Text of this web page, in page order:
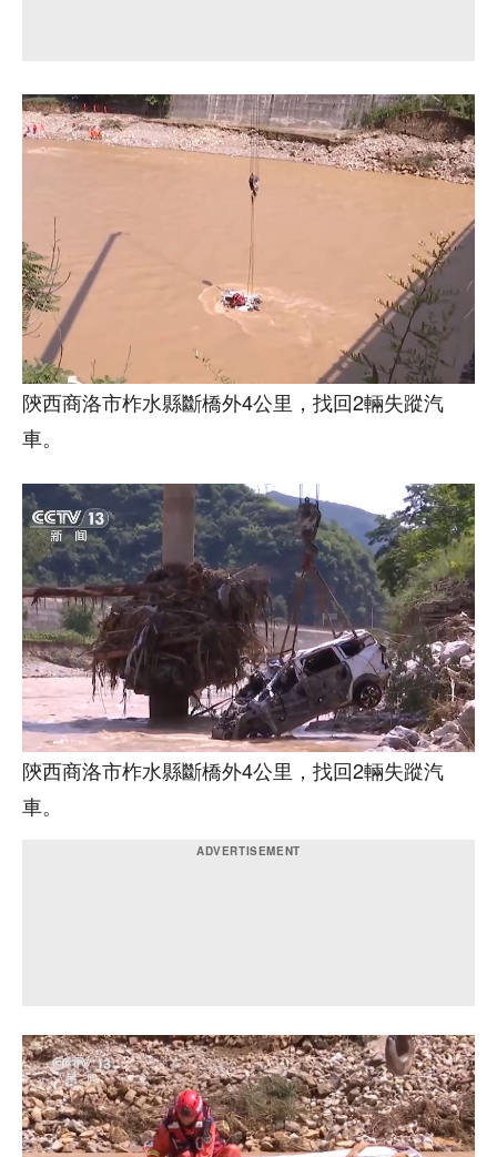
陝西商洛市柞水縣斷橋外4公里，找回2輛失蹤汽
車。
陝西商洛市柞水縣斷橋外4公里，找回2輛失蹤汽
車。